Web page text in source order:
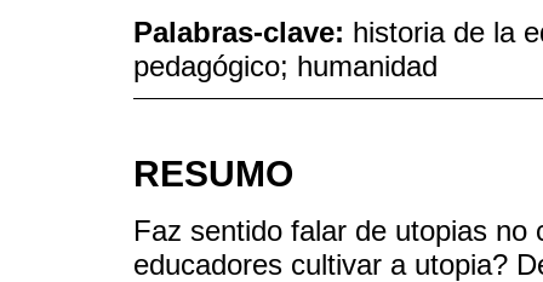
Palabras-clave: historia de la
pedagógico; humanidad
RESUMO
Faz sentido falar de utopias
educadores cultivar a utopia?